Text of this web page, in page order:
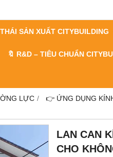
SẢN XUẤT CITYBUILDING
🔖​​​​​​​ R&D – TIÊU CHUẨN
LỰC 👉 ỨNG DỤNG
LAN CAN
CHO